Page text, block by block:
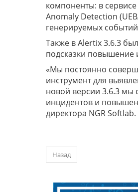
компоненты: в
Anomaly Detection
генерируемых
Также в Alertix 3.6.3
подсказки повышение
«Мы постоянно
инструмент для
новой версии 3.6.3 мы
инцидентов и
директора NGR Softlab.
Назад